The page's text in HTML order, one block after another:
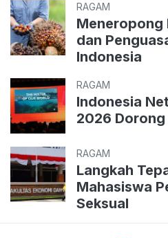
RAGAM
Meneropong
dan
Indonesia
RAGAM
Indonesia
2026
RAGAM
Langkah
Mahasiswa
Seksual